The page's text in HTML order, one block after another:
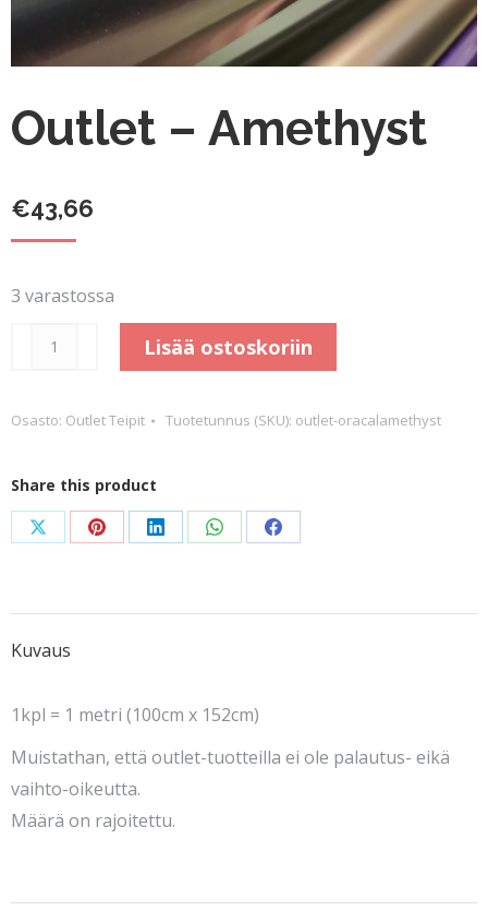
Outlet – Amethyst
€43,66
3 varastossa
Outlet
määrä
Lisää ostoskoriin
Osasto: Outlet Teipit Tuotetunnus (SKU): outlet-oracalamethyst
Share this product
Share
X
Share
Pinterest
Share
LinkedIn
Share
WhatsApp
Share
Facebook
Kuvaus
1kpl = 1 metri (100cm x 152cm)
Muistathan, että outlet-tuotteilla ei ole palautus- eikä
vaihto-oikeutta.
Määrä on rajoitettu.